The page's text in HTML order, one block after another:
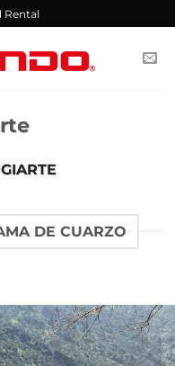
Rental
DE CUARZO